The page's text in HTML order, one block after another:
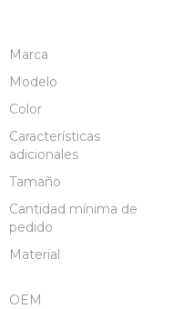
Marca
Modelo
Color
Características
adicionales
Tamaño
Cantidad mínima de
pedido
Material
OEM